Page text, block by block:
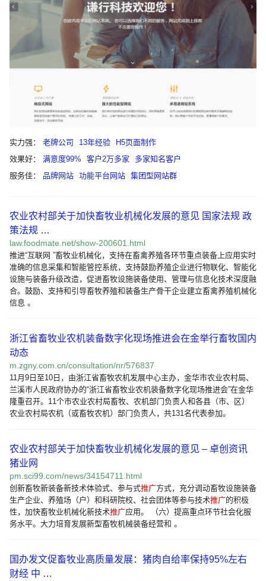
实力强： 老牌公司 13年经验
H5页面制作
效果好：
满意度99% 客户2万多家
多家知名客户
服务佳：
品牌网站 功能平台网站 集团型网站群
农业农村部关于加快畜牧业机械化发展的意见 国家法规 政
策法规 …
law.foodmate.net/show-200601.html
推进“互联网 ”畜牧业机械化，支持在畜禽养殖各环节重点装备上应用实时
准确的信息采集和智能管控系统，支持鼓励养殖企业进行物联化、智能化
设施与装备升级改造，促进畜牧设施装备使用、管理与信息化技术深度融
合。鼓励、支持和引导畜牧养殖和装备生产骨干企业建立畜禽养殖机械化
信息 。
浙江省畜牧业农机装备数字化现场推进会在金举行畜牧国内
动态
m.zgny.com.cn/consultation/nr/576837
11月9日至10日，由浙江省畜牧农机发展中心主办，金华市农业农村局、
兰溪市人民政府协办的“浙江省畜牧业农机装备数字化现场推进会”在金华
隆重召开。11个市农业农村局畜牧、农机部门负责人和各县（市、区）
农业农村局农机（或畜牧农机）部门负责人，共131名代表参加。
农业农村部关于加快畜牧业机械化发展的意见 – 卓创资讯
猪业网
pm.sci99.com/news/34154711.html
创新畜牧新装备新技术体验式、参与式推广方式，充分调动畜牧设施装备
生产企业、养殖场（户）和科研院校、社会团体等参与技术推广的积极
性，加快畜牧业机械化新技术推广应用。 （六）提高重点环节社会化服
务水平。大力培育发展新型畜牧机械装备经营和 。
国办发文促畜牧业高质量发展：猪肉自给率保持95%左右
财经 中 …